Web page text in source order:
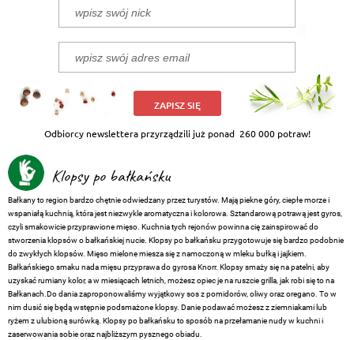
ZAPISZ SIĘ
Odbiorcy newslettera przyrządzili już ponad 260 000 potraw!
Klopsy po bałkańsku
Bałkany to region bardzo chętnie odwiedzany przez turystów. Mają piekne góry, ciepłe morze i
wspaniałą kuchnią, która jest niezwykle aromatyczna i kolorowa. Sztandarową potrawą jest gyros,
czyli smakowicie przyprawione mięso. Kuchnia tych rejonów powinna cię zainspirować do
stworzenia klopsów o bałkańskiej nucie. Klopsy po bałkańsku przygotowuje się bardzo podobnie
do zwykłych klopsów. Mięso mielone miesza się z namoczoną w mleku bułką i jajkiem.
Bałkańskiego smaku nada mięsu przyprawa do gyrosa Knorr. Klopsy smaży się na patelni, aby
uzyskać rumiany kolor, a w miesiącach letnich, możesz opiec je na ruszcie grilla, jak robi się to na
Bałkanach.Do dania zaproponowaliśmy wyjątkowy sos z pomidorów, oliwy oraz oregano. To w
nim dusić się będą wstępnie podsmażone klopsy. Danie podawać możesz z ziemniakami lub
ryżem z ulubioną surówką. Klopsy po bałkańsku to sposób na przełamanie nudy w kuchni i
zaserwowania sobie oraz najbliższym pysznego obiadu.